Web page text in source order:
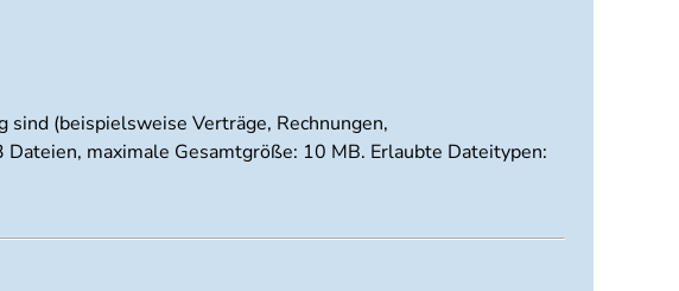
(beispielsweise Verträge, Rechnungen,
maximale Gesamtgröße: 10 MB. Erlaubte Dateitypen: